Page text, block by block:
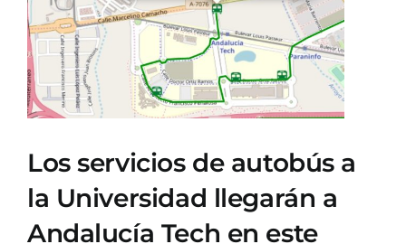
Los servicios de autobús a
la Universidad llegarán a
Andalucía Tech en este